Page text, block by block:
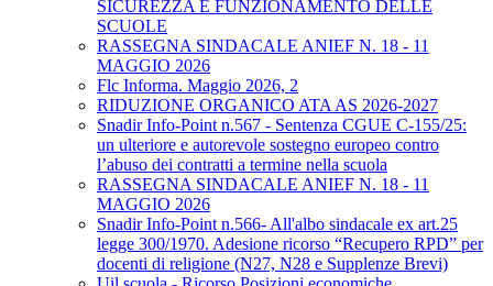
SICUREZZA E FUNZIONAMENTO DELLE
SCUOLE
RASSEGNA SINDACALE ANIEF N. 18 - 11
MAGGIO 2026
Flc Informa. Maggio 2026, 2
RIDUZIONE ORGANICO ATA AS 2026-2027
Snadir Info-Point n.567 - Sentenza CGUE C‑155/25:
un ulteriore e autorevole sostegno europeo contro
l’abuso dei contratti a termine nella scuola
RASSEGNA SINDACALE ANIEF N. 18 - 11
MAGGIO 2026
Snadir Info-Point n.566- All'albo sindacale ex art.25
legge 300/1970. Adesione ricorso “Recupero RPD” per
docenti di religione (N27, N28 e Supplenze Brevi)